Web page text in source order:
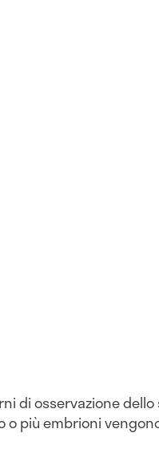
di osservazione
o più embrioni